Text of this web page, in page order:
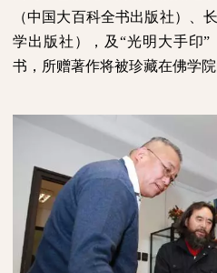
（中国大百科全书出版社）、
学出版社），及“光明大手印
书，所赠著作将被珍藏在佛学院